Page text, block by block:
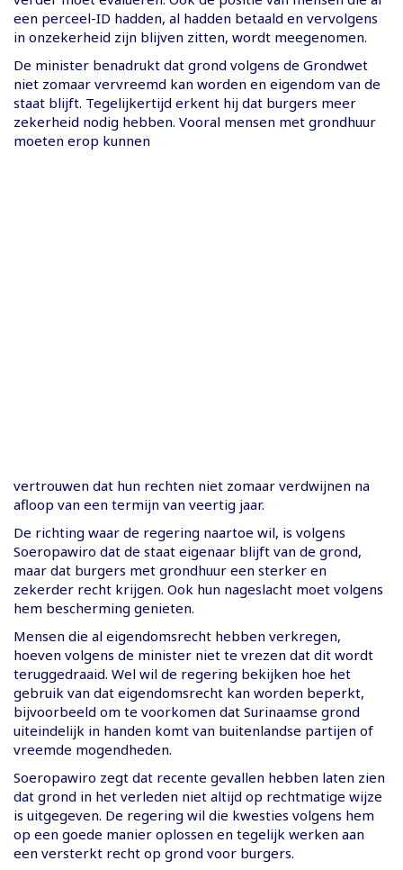
een perceel-ID hadden, al hadden betaald en vervolgens
in onzekerheid zijn blijven zitten, wordt meegenomen.
De minister benadrukt dat grond volgens de Grondwet
niet zomaar vervreemd kan worden en eigendom van de
staat blijft. Tegelijkertijd erkent hij dat burgers meer
zekerheid nodig hebben. Vooral mensen met grondhuur
moeten erop kunnen
vertrouwen dat hun rechten niet zomaar verdwijnen na
afloop van een termijn van veertig jaar.
De richting waar de regering naartoe wil, is volgens
Soeropawiro dat de staat eigenaar blijft van de grond,
maar dat burgers met grondhuur een sterker en
zekerder recht krijgen. Ook hun nageslacht moet volgens
hem bescherming genieten.
Mensen die al eigendomsrecht hebben verkregen,
hoeven volgens de minister niet te vrezen dat dit wordt
teruggedraaid. Wel wil de regering bekijken hoe het
gebruik van dat eigendomsrecht kan worden beperkt,
bijvoorbeeld om te voorkomen dat Surinaamse grond
uiteindelijk in handen komt van buitenlandse partijen of
vreemde mogendheden.
Soeropawiro zegt dat recente gevallen hebben laten zien
dat grond in het verleden niet altijd op rechtmatige wijze
is uitgegeven. De regering wil die kwesties volgens hem
op een goede manier oplossen en tegelijk werken aan
een versterkt recht op grond voor burgers.